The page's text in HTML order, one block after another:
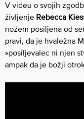
V videu o svojih
življenje Rebecca
nožem posiljena od
pravi, da je hvaležna
»posiljevalec ni njen
ampak da je božji